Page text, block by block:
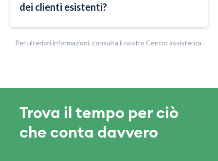
dei clienti esistenti?
Per ulteriori informazioni, consulta il nostro Centro assistenza.
Trova il tempo per ciò
che conta davvero